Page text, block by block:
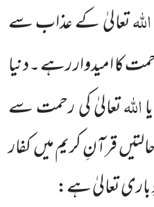
اللہتعالیٰ کے عذاب سے
کا امیدوار رہے ۔دنیا
اللہتعالیٰ کی رحمت سے
قرآنِ کریم میں کفار
باری تعالیٰ ہے: